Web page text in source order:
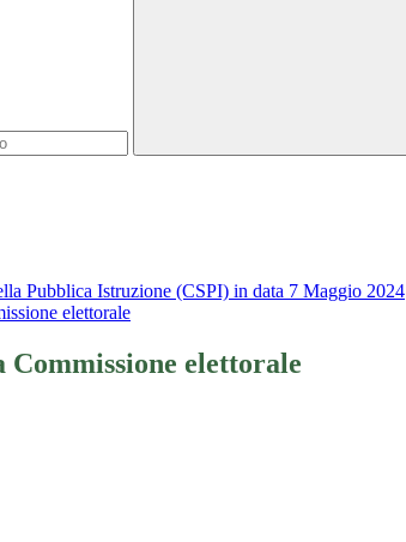
Pubblica Istruzione (CSPI) in data 7 Maggio 2024
elettorale
elettorale